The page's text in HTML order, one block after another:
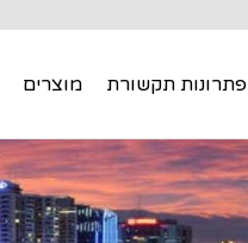
פתרונות תקשורת מוצרים
פתרונות תקשורת מוצרים